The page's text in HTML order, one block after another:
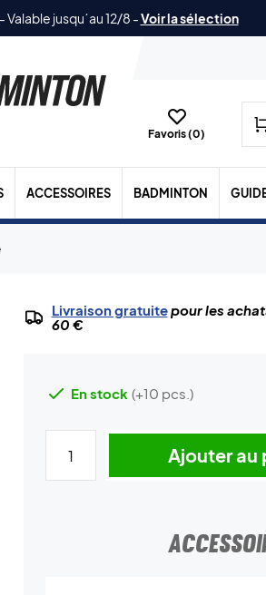
-Valable jusqu´au 12/8 -Voir la sélection
Favoris (0)
ACCESSOIRES BADMINTON
Livraison gratuitepour les
60 €
En stock (+10 pcs.)
Ajouter au